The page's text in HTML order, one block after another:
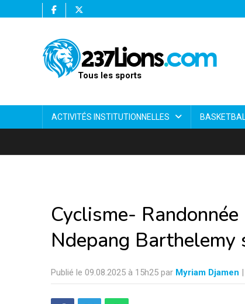
Tous les sports
ACTIVITÉS INSTITUTIONNELLES
Cyclisme-
Ndepang Barthelemy
Publié le 09.08.2025 à 15h25 par Myriam Djamen